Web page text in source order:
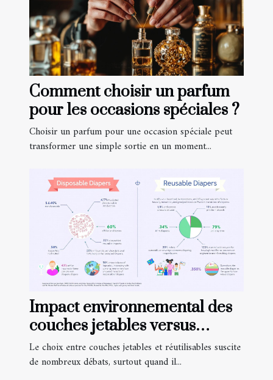
Comment choisir un parfum
pour les occasions spéciales ?
Choisir un parfum pour une occasion spéciale peut
transformer une simple sortie en un moment...
Impact environnemental des
couches jetables versus
réutilisables
Le choix entre couches jetables et réutilisables suscite
de nombreux débats, surtout quand il...